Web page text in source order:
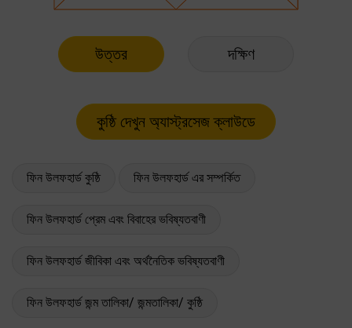
উত্তর দক্ষিণ
ফিন উলফহার্ড কুষ্ঠি ফিন উলফহার্ড এর সম্পর্কিত
ফিন উলফহার্ড প্রেম এবং বিবাহের ভবিষ্যতবাণী
ফিন উলফহার্ড জীবিকা এবং অর্থনৈতিক ভবিষ্যতবাণী
ফিন উলফহার্ড জন্ম তালিকা/ জন্মতালিকা/ কুষ্ঠি